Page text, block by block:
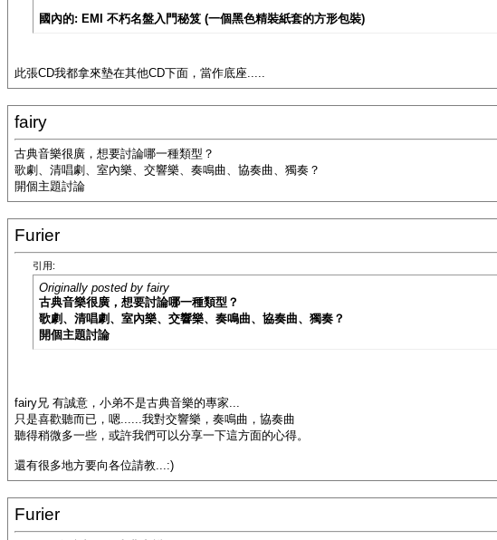
國內的: EMI 不朽名盤入門秘笈 (一個黑色精裝紙套的方形包裝)
此張CD我都拿來墊在其他CD下面，當作底座.....
fairy
古典音樂很廣，想要討論哪一種類型？
歌劇、清唱劇、室內樂、交響樂、奏鳴曲、協奏曲、獨奏？
開個主題討論
Furier
引用:
Originally posted by fairy
古典音樂很廣，想要討論哪一種類型？
歌劇、清唱劇、室內樂、交響樂、奏鳴曲、協奏曲、獨奏？
開個主題討論
fairy兄 有誠意，小弟不是古典音樂的專家...
只是喜歡聽而已，嗯......我對交響樂，奏鳴曲，協奏曲
聽得稍微多一些，或許我們可以分享一下這方面的心得。
還有很多地方要向各位請教...:)
Furier